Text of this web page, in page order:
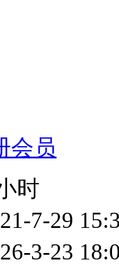
会员
时
7-29
3-23